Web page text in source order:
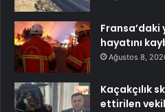
hayatını
Ağustos 8,
Kaçakçılık
ettirilen